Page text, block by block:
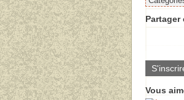
Partager
Vous